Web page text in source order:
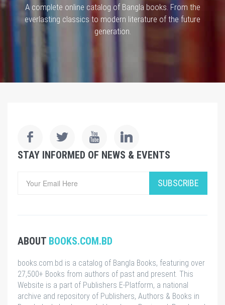
A complete online catalog of Bangla books. From the
everlasting classics to modern literature of the future
generation.
STAY INFORMED OF NEWS & EVENTS
SUBSCRIBE
ABOUT BOOKS.COM.BD
books.com.bd is a catalog of Bangla Books, featuring over
27,500+ Books from authors of past and present. This
Website is a part of Publishers E-Platform, a national
archive and repository of Publishers, Authors & Books in